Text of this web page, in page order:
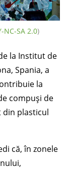
NC-SA 2.0)
la Institut de
Spania, a
la
compuși de
din plasticul
că, în zonele